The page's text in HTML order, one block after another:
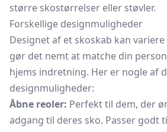
større skostørrelser eller støvler.
Forskellige designmuligheder
Designet af et skoskab kan
gør det nemt at matche din
hjems indretning. Her er nogle af
designmuligheder:
Åbne reoler: Perfekt til dem, der
adgang til deres sko. Passer godt